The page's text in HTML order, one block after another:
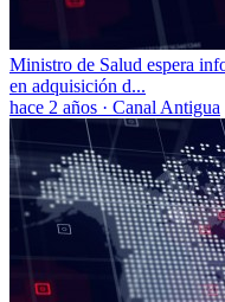
Ministro de Salud espera
en adquisición d...
hace 2 años · Canal Antigua